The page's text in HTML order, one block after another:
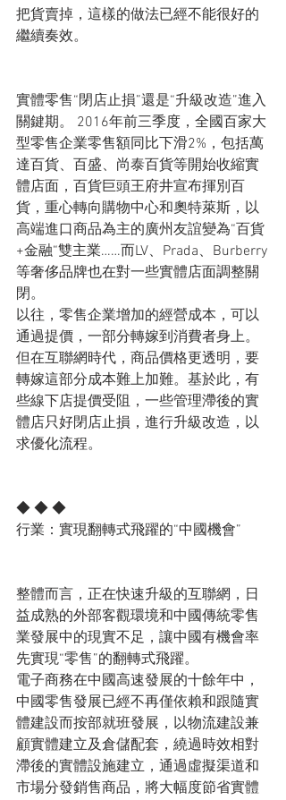
把貨賣​​掉，這樣的做法已經不能很好的
繼續奏效。
實體零售“閉店止損”還是“升級改造”進入
關鍵期。 2016年前三季度，全國百家大
型零售企業零售額同比下滑2%，包括萬
達百貨、百盛、尚泰百貨等開始收縮實
體店面，百貨巨頭王府井宣布揮別百
貨，重心轉向購物中心和奧特萊斯，以
高端進口商品為主的廣州友誼變為“百貨
+金融“雙主業……而LV、Prada、Burberry
等奢侈品牌也在對一些實體店面調整關
閉。
以往，零售企業增加的經營成本，可以
通過提價，一部分轉嫁到消費者身上。
但在互聯網時代，商品價格更透明，要
轉嫁這部分成本難上加難。基於此，有
些線下店提價受阻，一些管理滯後的實
體店只好閉店止損，進行升級改造，以
求優化流程。
◆ ◆ ◆
行業：實現翻轉式飛躍的“中國機會”
整體而言，正在快速升級的互聯網，日
益成熟的外部客觀環境和中國傳統零售
業發展中的現實不足，讓中國有機會率
先實現“零售”的翻轉式飛躍。
電子商務在中國高速發展的十餘年中，
中國零售發展已經不再僅依賴和跟隨實
體建設而按部就班發展，以物流建設兼
顧實體建立及倉儲配套，繞過時效相對
滯後的實體設施建立，通過虛擬渠道和
市場分發銷售商品，將大幅度節省實體